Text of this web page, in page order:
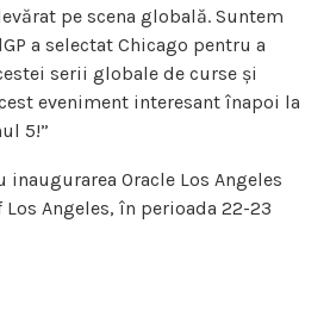
pe scena globală. Suntem
a selectat Chicago pentru a
serii globale de curse și
eveniment interesant înapoi la
5!”
Oracle Los Angeles
Angeles, în perioada 22-23